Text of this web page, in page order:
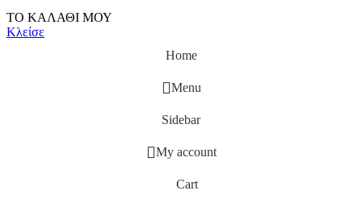
ΤΟ ΚΑΛΑΘΙ ΜΟΥ
Κλείσε
Home
Menu
Sidebar
My account
Cart